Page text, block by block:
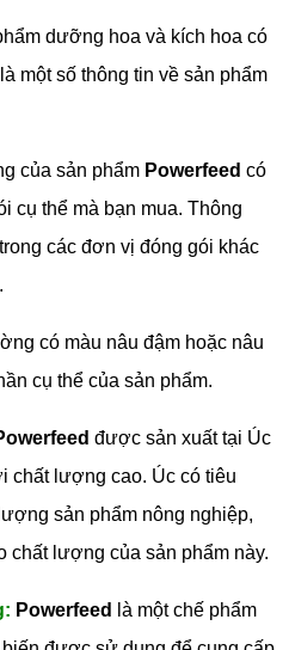
dưỡng hoa và kích hoa có
một số thông tin về sản phẩm
của sản phẩm Powerfeed có
cụ thể mà bạn mua. Thông
các đơn vị đóng gói khác
có màu nâu đậm hoặc nâu
cụ thể của sản phẩm.
được sản xuất tại Úc
chất lượng cao. Úc có tiêu
sản phẩm nông nghiệp,
chất lượng của sản phẩm này.
Powerfeed
là một chế phẩm